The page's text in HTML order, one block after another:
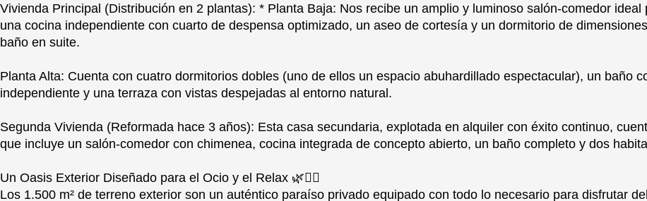
Vivienda Principal (Distribución en 2 plantas): * Planta Baja: Nos recibe un amplio y luminoso salón-comedor ideal
una cocina independiente con cuarto de despensa optimizado, un aseo de cortesía y un dormitorio de
baño en suite.
Planta Alta: Cuenta con cuatro dormitorios dobles (uno de ellos un espacio abuhardillado espectacular), un baño
independiente y una terraza con vistas despejadas al entorno natural.
Segunda Vivienda (Reformada hace 3 años): Esta casa secundaria, explotada en alquiler con éxito continuo,
que incluye un salón-comedor con chimenea, cocina integrada de concepto abierto, un baño completo y dos
Un Oasis Exterior Diseñado para el Ocio y el Relax 🌿🏊‍♂️
Los 1.500 m² de terreno exterior son un auténtico paraíso privado equipado con todo lo necesario para disfrutar